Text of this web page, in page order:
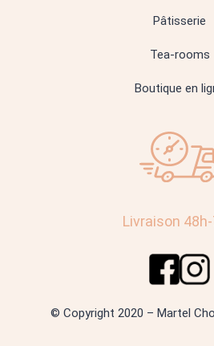
Pâtisserie
Tea-rooms
Boutique en
Livraison
© Copyright 2020 – Martel